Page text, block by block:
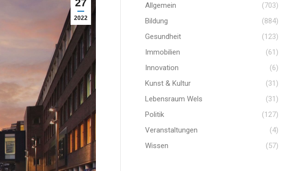
27
2022
Allgemein
(703)
Bildung
(884)
Gesundheit
(123)
Immobilien
(61)
Innovation
(6)
Kunst & Kultur
(31)
Lebensraum Wels
(31)
Politik
(127)
Veranstaltungen
(4)
Wissen
(57)